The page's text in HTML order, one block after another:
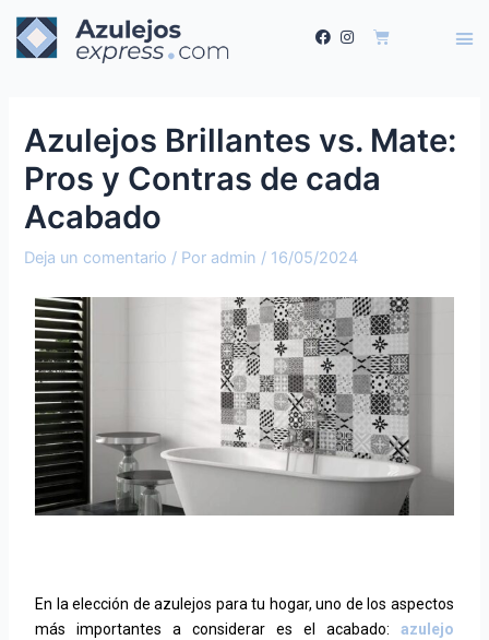
Azulejos Brillantes vs. Mate:
Pros y Contras de cada
Acabado
Deja un comentario / Por admin / 16/05/2024
En la elección de azulejos para tu hogar, uno de los aspectos
más importantes a considerar es el acabado: azulejo